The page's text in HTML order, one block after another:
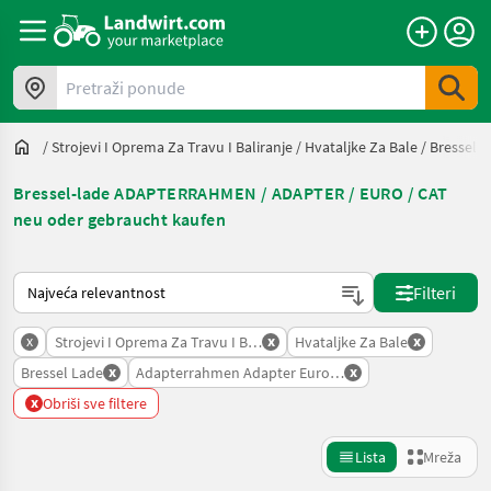
Pretraži ponude
/Strojevi I Oprema Za Travu I Baliranje / Hvataljke Za Bale / Bressel
Bressel-lade ADAPTERRAHMEN / ADAPTER / EURO / CAT
neu oder gebraucht kaufen
Način na koji sortira Landwirt.com
Filteri
x Strojevi I Oprema Za Travu I Baliranje
x Hvataljke Za Bale x
Bressel Lade x Adapterrahmen Adapter Euro Catx
x Obriši sve filtere
Lista Mreža